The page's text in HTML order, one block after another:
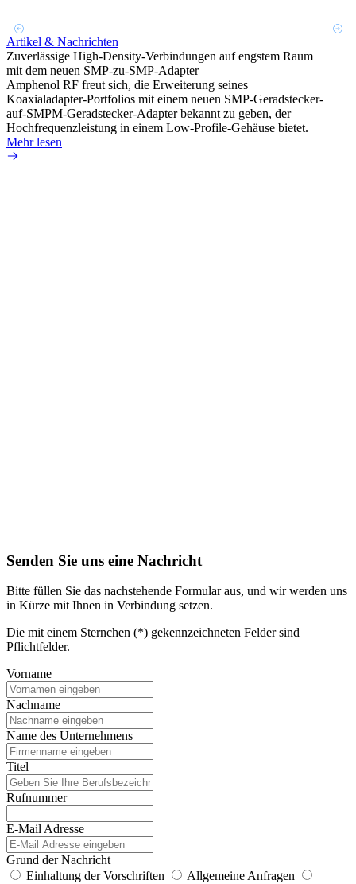
Artikel & Nachrichten
Zuverlässige High-Density-Verbindungen auf engstem Raum
mit dem neuen SMP-zu-SMP-Adapter
Amphenol RF freut sich, die Erweiterung seines
Koaxialadapter-Portfolios mit einem neuen SMP-Geradstecker-
auf-SMPM-Geradstecker-Adapter bekannt zu geben, der
Hochfrequenzleistung in einem Low-Profile-Gehäuse bietet.
Mehr lesen
Senden Sie uns eine Nachricht
Bitte füllen Sie das nachstehende Formular aus, und wir werden uns
in Kürze mit Ihnen in Verbindung setzen.
Die mit einem Sternchen (*) gekennzeichneten Felder sind
Pflichtfelder.
Vorname
Nachname
Name des Unternehmens
Titel
Rufnummer
E-Mail Adresse
Grund der Nachricht
Einhaltung der Vorschriften
Allgemeine Anfragen